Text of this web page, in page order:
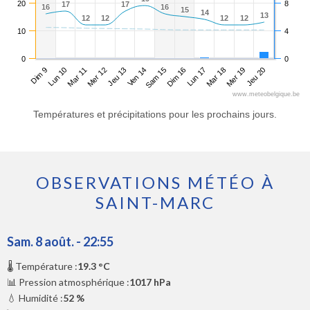
16
16 17
17
12
12 12
12
17
17
16
16 15
15 14
14
12
12 12
12 13
13
Dim 9Lun 10Mar 11Mer 12Jeu 13Ven 14Sam 15Dim 16Lun 17Mar 18Mer 19Jeu 20
0
10
20
0
4
8
www.meteobelgique.be
Températures et précipitations pour les prochains jours.
OBSERVATIONS MÉTÉO À
SAINT-MARC
Sam. 8 août. - 22:55
🌡️ Température :19.3 °C
📊 Pression atmosphérique :1017 hPa
💧 Humidité :52 %